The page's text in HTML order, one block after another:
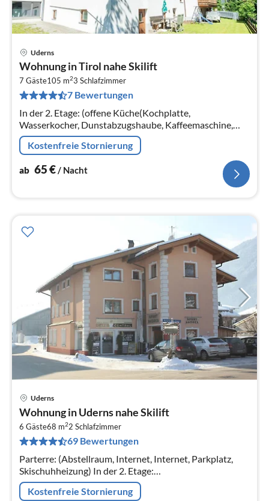
Uderns
Wohnung in Tirol nahe Skilift
7 Gäste105 m23 Schlafzimmer
7 Bewertungen
In der 2. Etage: (offene Küche(Kochplatte,
Wasserkocher, Dunstabzugshaube, Kaffeemaschine,
Backofen, Mikrowelle, Kühlschrank),
Wohn/Esszimmer(TV, Esstisch, Sitzecke, Balkon)
Kostenfreie Stornierung
ab 65€/ Nacht
Uderns
Wohnung in Uderns nahe Skilift
6 Gäste68 m22 Schlafzimmer
69 Bewertungen
Parterre: (Abstellraum, Internet, Internet, Parkplatz,
Skischuhheizung) In der 2. Etage:
(Wohnküche(Doppelschlafcouch, TV(Satellit),
Kochherd(4 Kochplatten, Ceranfeld)
Kostenfreie Stornierung